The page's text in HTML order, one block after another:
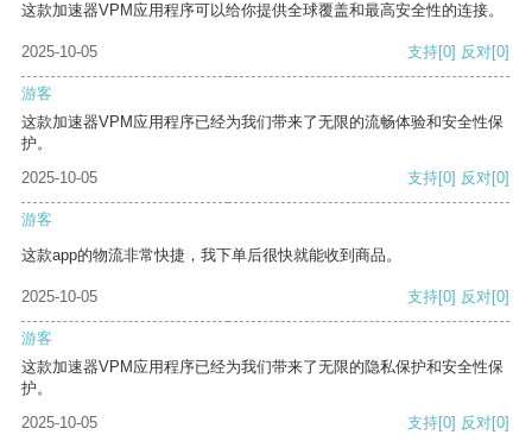
这款加速器VPM应用程序可以给你提供全球覆盖和最高安全性的连接。
2025-10-05 支持[0] 反对[0]
游客
这款加速器VPM应用程序已经为我们带来了无限的流畅体验和安全性保
护。
2025-10-05
支持[0] 反对[0]
游客
这款app的物流非常快捷，我下单后很快就能收到商品。
2025-10-05 支持[0] 反对[0]
游客
这款加速器VPM应用程序已经为我们带来了无限的隐私保护和安全性保
护。
2025-10-05
支持[0] 反对[0]